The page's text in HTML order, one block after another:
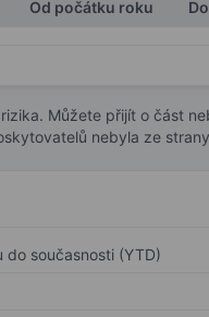
Od počátku roku
Můžete přijít o část
nebyla ze
do současnosti (YTD)